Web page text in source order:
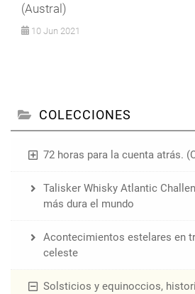
(Austral)
10 Jun 2021
COLECCIONES
72 horas para la cuenta atrás.
Talisker Whisky Atlantic
más dura el mundo
Acontecimientos estelares en
celeste
Solsticios y equinoccios,